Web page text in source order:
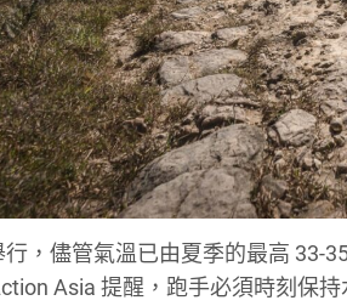
，儘管氣溫已由夏季的最高 33-
Asia 提醒，跑手必須時刻保